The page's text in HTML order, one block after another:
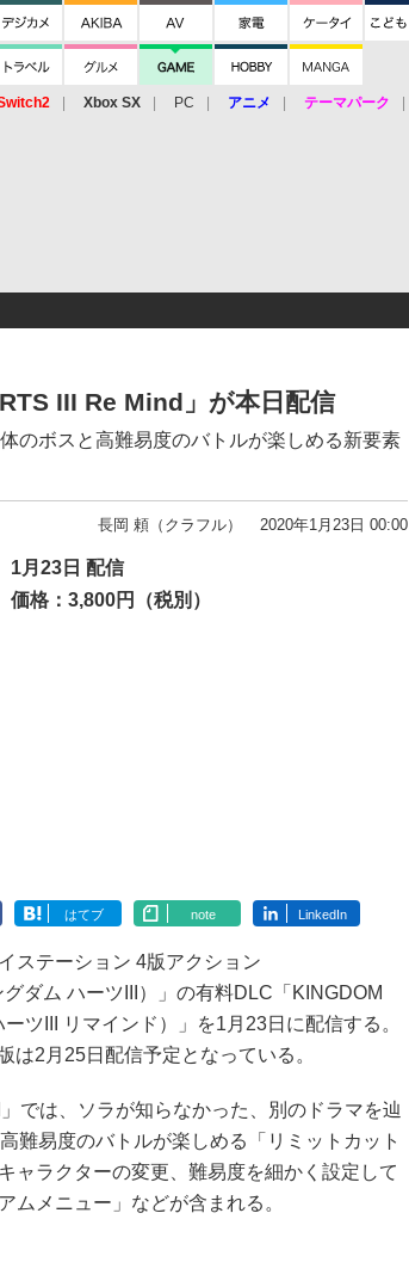
Xbox SX PC アニメ テーマパーク
III Re Mind」が本日配信
のボスと高難易度のバトルが楽しめる新要素
長岡 頼（クラフル） 2020年1月23日 00:00
1月23日 配信
価格：3,800円（税別）
はてブ note LinkedIn
ステーション 4版アクション
ダム ハーツIII）」の有料DLC「KINGDOM
ツIII リマインド）」を1月23日に配信する。
は2月25日配信予定となっている。
では、ソラが知らなかった、別のドラマを辿
難易度のバトルが楽しめる「リミットカット
ャラクターの変更、難易度を細かく設定して
ムメニュー」などが含まれる。